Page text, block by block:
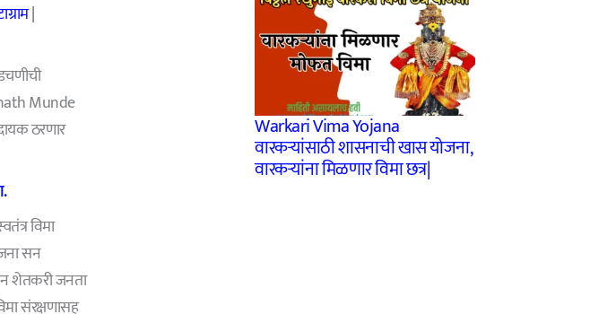
|
Munde
ठरणार
विमा
सन
शेतकरी जनता
संरक्षणासह
Warkari Vima Yojana
वारकऱ्यांसाठी शासनाची खास योजना,
वारकऱ्यांना मिळणार विमा छत्र‌|